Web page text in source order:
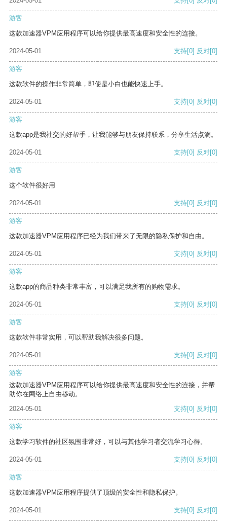
游客
这款加速器VPM应用程序可以给你提供最高速度和安全性的连接。
2024-05-01 支持[0] 反对[0]
游客
这款软件的操作非常简单，即使是小白也能快速上手。
2024-05-01 支持[0] 反对[0]
游客
这款app是我社交的好帮手，让我能够与朋友保持联系，分享生活点滴。
2024-05-01 支持[0] 反对[0]
游客
这个软件很好用
2024-05-01 支持[0] 反对[0]
游客
这款加速器VPM应用程序已经为我们带来了无限的隐私保护和自由。
2024-05-01 支持[0] 反对[0]
游客
这款app的商品种类非常丰富，可以满足我所有的购物需求。
2024-05-01 支持[0] 反对[0]
游客
这款软件非常实用，可以帮助我解决很多问题。
2024-05-01 支持[0] 反对[0]
游客
这款加速器VPM应用程序可以给你提供最高速度和安全性的连接，并帮
助你在网络上自由移动。
2024-05-01
支持[0] 反对[0]
游客
这款学习软件的社区氛围非常好，可以与其他学习者交流学习心得。
2024-05-01 支持[0] 反对[0]
游客
这款加速器VPM应用程序提供了顶级的安全性和隐私保护。
2024-05-01 支持[0] 反对[0]